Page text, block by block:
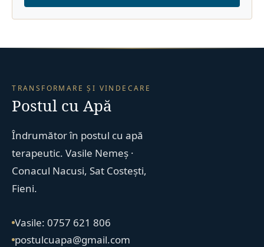
TRANSFORMARE ȘI VINDECARE
Postul cu Apă
Îndrumător în postul cu apă
terapeutic. Vasile Nemeș ·
Conacul Nacusi, Sat Costești,
Fieni.
Vasile: 0757 621 806
postulcuapa@gmail.com